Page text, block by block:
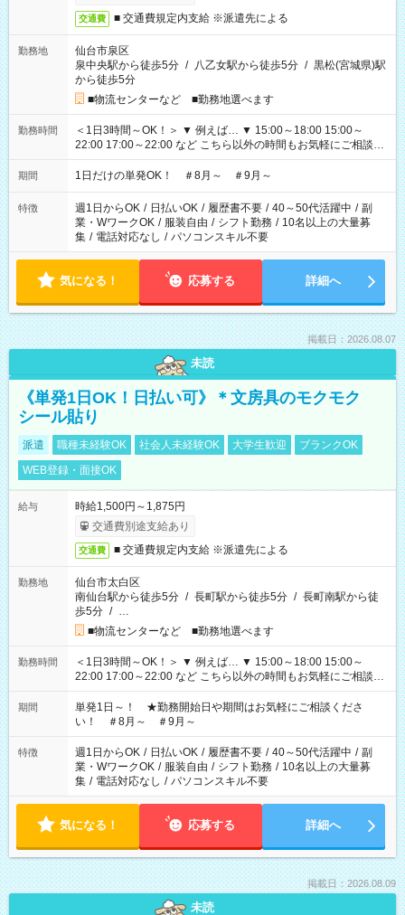
交通費 ■ 交通費規定内支給 ※派遣先による
勤務地
仙台市泉区
泉中央駅から徒歩5分 / 八乙女駅から徒歩5分 / 黒松(宮城県)駅
から徒歩5分
■物流センターなど ■勤務地選べます
勤務時間
＜1日3時間～OK！＞ ▼ 例えば… ▼ 15:00～18:00 15:00～
22:00 17:00～22:00 など こちら以外の時間もお気軽にご相談く
ださい！
期間 1日だけの単発OK！ ＃8月～ ＃9月～
特徴 週1日からOK / 日払いOK / 履歴書不要 / 40～50代活躍中 / 副
業・WワークOK / 服装自由 / シフト勤務 / 10名以上の大量募
集 / 電話対応なし / パソコンスキル不要
気になる！ 応募する 詳細へ
掲載日：2026.08.07
未読
《単発1日OK！日払い可》＊文房具のモクモク
シール貼り
派遣 職種未経験OK 社会人未経験OK 大学生歓迎
ブランクOK
WEB登録・面接OK
給与
時給1,500円～1,875円
交通費別途支給あり
交通費 ■ 交通費規定内支給 ※派遣先による
勤務地
仙台市太白区
南仙台駅から徒歩5分 / 長町駅から徒歩5分 / 長町南駅から徒
歩5分 / …
■物流センターなど ■勤務地選べます
勤務時間
＜1日3時間～OK！＞ ▼ 例えば… ▼ 15:00～18:00 15:00～
22:00 17:00～22:00 など こちら以外の時間もお気軽にご相談く
ださい！
期間
単発1日～！ ★勤務開始日や期間はお気軽にご相談くださ
い！ ＃8月～ ＃9月～
特徴 週1日からOK / 日払いOK / 履歴書不要 / 40～50代活躍中 / 副
業・WワークOK / 服装自由 / シフト勤務 / 10名以上の大量募
集 / 電話対応なし / パソコンスキル不要
気になる！ 応募する 詳細へ
掲載日：2026.08.09
未読